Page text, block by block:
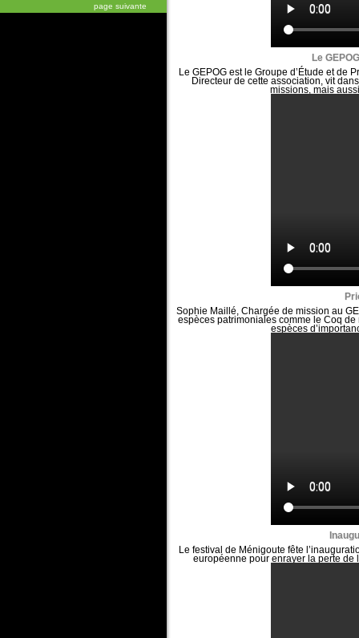
page suivante
Le
Le GEPOG est le Groupe d’Étude et de
Directeur de cette association, vit
missions, mais
Sophie Maillé, Chargée de mission au
espèces patrimoniales comme le Coq
espèces
Le festival de Ménigoute fête
européenne pour enrayer la perte de